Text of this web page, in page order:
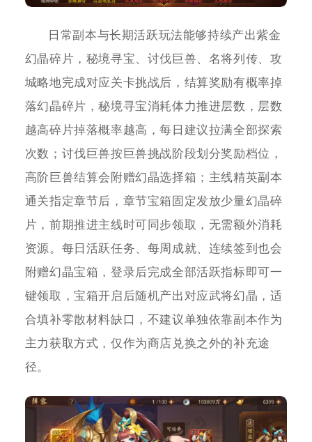
日常副本与长期活跃玩法能够持续产出紫金
幻晶碎片，秘境寻宝、讨伐巨兽、名将列传、攻
城略地完成对应关卡挑战后，结算奖励有概率掉
落幻晶碎片，秘境寻宝消耗体力推进层数，层数
越高碎片掉落概率越高，每日建议拉满全部探索
次数；讨伐巨兽按巨兽挑战阶段划分奖励档位，
高阶巨兽结算会附赠幻晶选择箱；主线精英副本
通关指定章节后，章节宝箱固定发放少量幻晶碎
片，前期推进主线时可同步领取，无需额外消耗
资源。每日活跃任务、每周成就、连续签到也会
附赠幻晶宝箱，登录后完成全部活跃指标即可一
键领取，宝箱开启后随机产出对应武将幻晶，适
合填补零散材料缺口，不建议单独依靠副本作为
主力获取方式，仅作为商店兑换之外的补充途
径。